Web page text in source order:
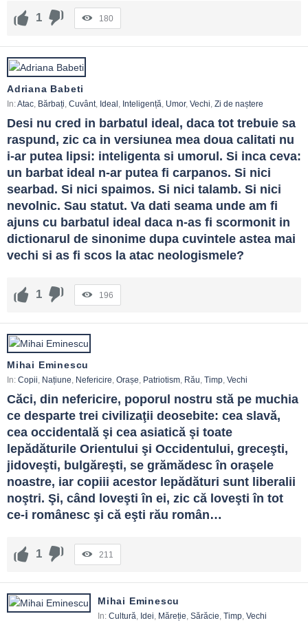
1 180
Adriana Babeti
In:Atac Bărbați Cuvânt Ideal Inteligență Umor, Vechi Zi de naștere
Desi nu cred in barbatul ideal, daca tot trebuie sa
raspund, zic ca in versiunea mea doua calitati nu
i-ar putea lipsi: inteligenta si umorul. Si inca ceva:
un barbat ideal n-ar putea fi carpanos. Si nici
searbad. Si nici spaimos. Si nici talamb. Si nici
nevolnic. Sau statut. Va dati seama unde am fi
ajuns cu barbatul ideal daca n-as fi scormonit in
dictionarul de sinonime dupa cuvintele astea mai
vechi si as fi scos la atac neologismele?
1 196
Mihai Eminescu
In: Copii, Națiune, Nefericire, Orașe, Patriotism, Rău, Timp, Vechi
Căci, din nefericire, poporul nostru stă pe muchia
ce desparte trei civilizaţii deosebite: cea slavă,
cea occidentală şi cea asiatică şi toate
lepădăturile Orientului şi Occidentului, greceşti,
jidoveşti, bulgăreşti, se grămădesc în oraşele
noastre, iar copiii acestor lepădături sunt liberalii
noştri. Şi, când loveşti în ei, zic că loveşti în tot
ce-i românesc şi că eşti rău român…
1 211
Mihai Eminescu
In: Cultură, Idei, Măreție, Sărăcie, Timp, Vechi